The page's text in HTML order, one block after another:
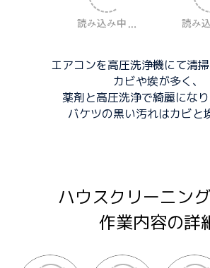
エアコンを高圧洗浄機にて清掃
カビや埃が多く、
薬剤と高圧洗浄で綺麗になり
バケツの黒い汚れはカビと
ハウスクリーニン
作業内容の詳